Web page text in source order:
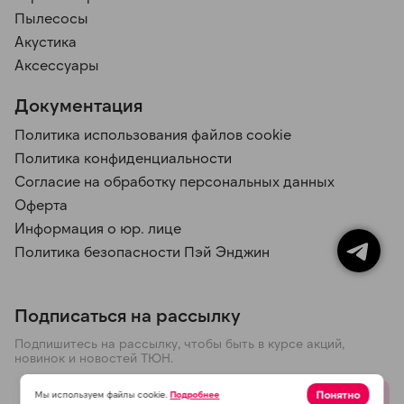
Пылесосы
Акустика
Аксессуары
Документация
Политика использования файлов cookie
Политика конфиденциальности
Согласие на обработку персональных данных
Оферта
Информация о юр. лице
Политика безопасности Пэй Энджин
Подписаться на рассылку
Подпишитесь на рассылку, чтобы быть в курсе акций,
новинок и новостей ТЮН.
Мы используем файлы cookie.Подробнее Понятно